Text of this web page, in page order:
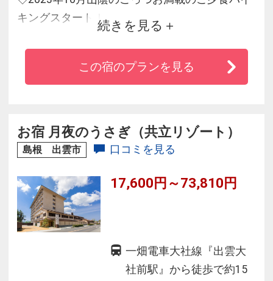
キングスタート！
歴史と伝統の技が光る島根の郷土料理をはじ
め、しまね和牛、
日本海育ちの海鮮、パティシエによる華やかな
◇趣きの異なる＜木・陶器・岩・瓶＞の貸切露
天風呂でゆったり
終19：00＞
◇全室Wi-Fi 無料完備
続きを見る
この宿のプランを見る
お宿 月夜のうさぎ（共立リゾート）
島根 出雲市 口コミを見る
17,600円～73,810円
一畑電車大社線『出雲大
社前駅』から徒歩で約15